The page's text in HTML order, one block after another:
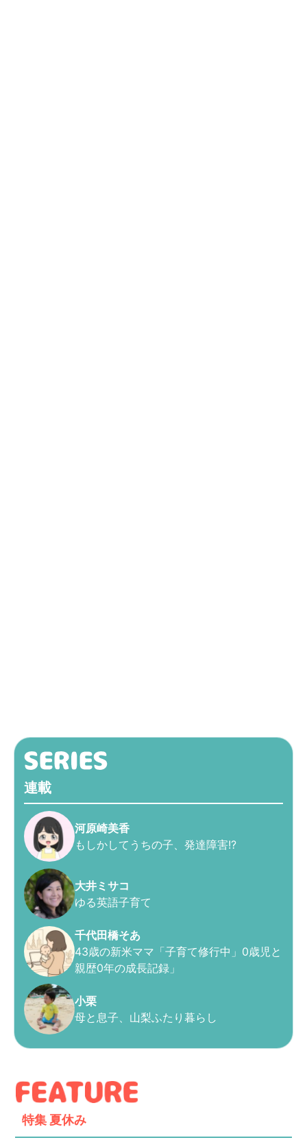
連載
河原崎美香
もしかしてうちの子、発達障害!?
大井ミサコ
ゆる英語子育て
千代田橋そあ
43歳の新米ママ「子育て修行中」0歳児と
親歴0年の成長記録」
小栗
母と息子、山梨ふたり暮らし
特集 夏休み